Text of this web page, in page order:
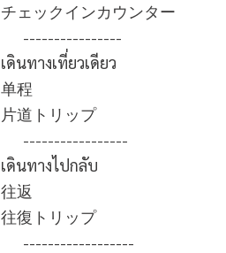
チェックインカウンター
----------------
เดินทางเที่ยวเดียว
单程
片道トリップ
-----------------
เดินทางไปกลับ
往返
往復トリップ
------------------